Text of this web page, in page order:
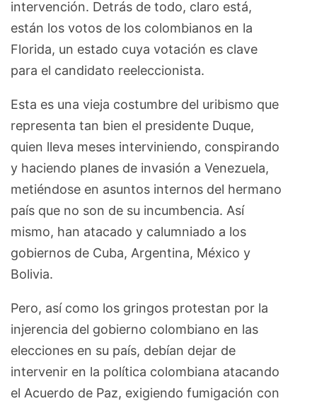
intervención. Detrás de todo, claro está,
están los votos de los colombianos en la
Florida, un estado cuya votación es clave
para el candidato reeleccionista.
Esta es una vieja costumbre del uribismo que
representa tan bien el presidente Duque,
quien lleva meses interviniendo, conspirando
y haciendo planes de invasión a Venezuela,
metiéndose en asuntos internos del hermano
país que no son de su incumbencia. Así
mismo, han atacado y calumniado a los
gobiernos de Cuba, Argentina, México y
Bolivia.
Pero, así como los gringos protestan por la
injerencia del gobierno colombiano en las
elecciones en su país, debían dejar de
intervenir en la política colombiana atacando
el Acuerdo de Paz, exigiendo fumigación con